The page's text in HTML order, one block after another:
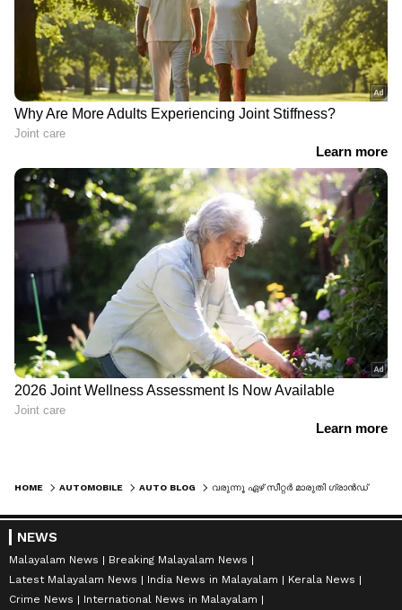
HOME AUTOMOBILE AUTO BLOG വരുന്നൂ ഏഴ് സീറ്റർ മാരുതി ഗ്രാൻഡ് വിറ്റാര
NEWS
Malayalam News
Breaking Malayalam News
Latest Malayalam News
India News in Malayalam
Kerala News
Crime News
International News in Malayalam